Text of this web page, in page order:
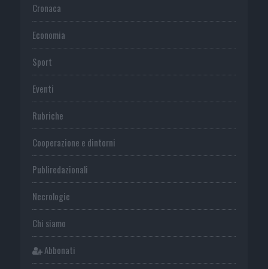
Cronaca
Economia
Sport
Eventi
Rubriche
Cooperazione e dintorni
Publiredazionali
Necrologie
Chi siamo
Abbonati